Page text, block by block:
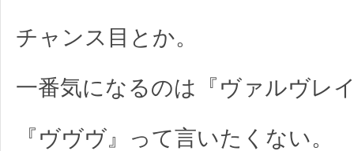
チャンス目とか。
一番気になるのは『ヴァルヴレ
『ヴヴヴ』って言いたくない。